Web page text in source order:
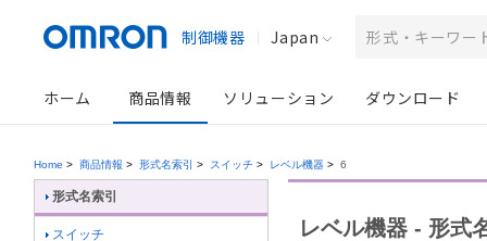
制御機器 Japan
ホーム 商品情報 ソリューション ダウンロード
Home > 商品情報 > 形式名索引 > スイッチ > レベル機器 > 6
レベル機器 - 形式
形式名索引
スイッチ